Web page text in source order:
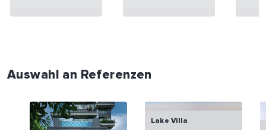
Auswahl an Referenzen
Lake Villa